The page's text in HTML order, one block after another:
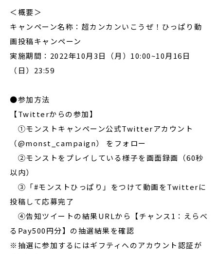
＜概要＞
キャンペーン名称：超カンカンいこうぜ！ひっぱり動
画投稿キャンペーン
実施期間：2022年10月3日（月）10:00~10月16日
（日）23:59
●参加方法
【Twitterからの参加】
①モンストキャンペーン公式Twitterアカウント
（@monst_campaign） をフォロー
②モンストをプレイしている様子を画面録画（60秒
以内）
③「#モンストひっぱり」をつけて動画をTwitterに
投稿して応募完了
④告知ツイートの結果URLから【チャンス1：えらべ
るPay500円分】の抽選結果を確認
※抽選に参加するにはギフティへのアカウント認証が